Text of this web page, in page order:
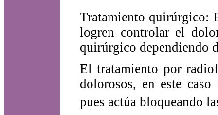
Tratamiento quirúrgico:
logren controlar el
quirúrgico dependiendo
El tratamiento por
dolorosos, en este
pues actúa bloqueando